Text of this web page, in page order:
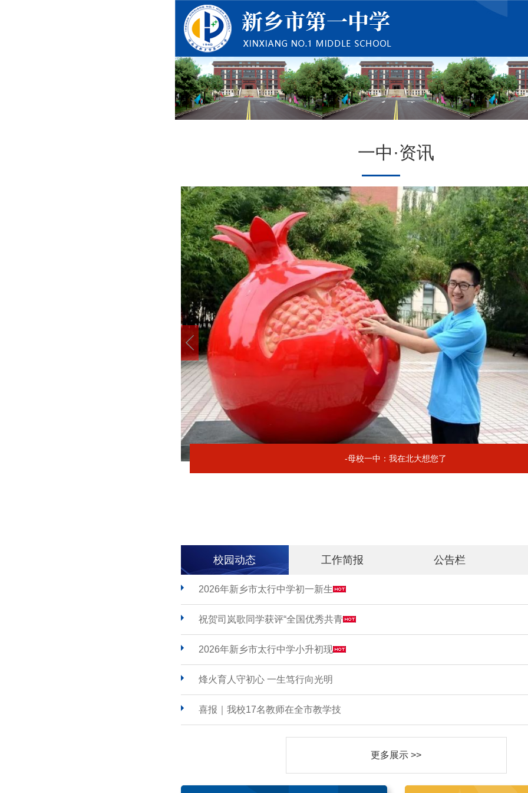
一中·资讯
-母校一中：我在北大想您了
校园动态 工作简报 公告栏
2026年新乡市太行中学初一新生
祝贺司岚歌同学获评“全国优秀共青
2026年新乡市太行中学小升初现
烽火育人守初心 一生笃行向光明
喜报｜我校17名教师在全市教学技
更多展示 >>